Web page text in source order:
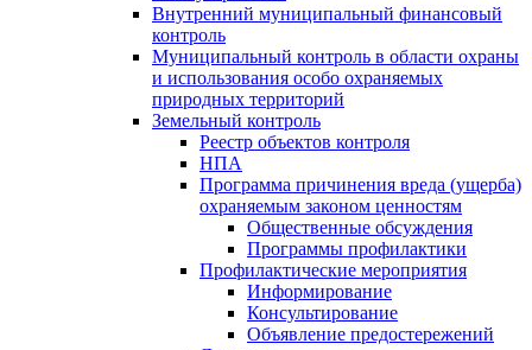
Внутренний муниципальный финансовый
контроль
Муниципальный контроль в области охраны
и использования особо охраняемых
природных территорий
Земельный контроль
Реестр объектов контроля
НПА
Программа причинения вреда (ущерба)
охраняемым законом ценностям
Общественные обсуждения
Программы профилактики
Профилактические мероприятия
Информирование
Консультирование
Объявление предостережений